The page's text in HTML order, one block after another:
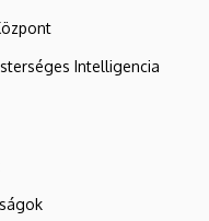
Intelligencia